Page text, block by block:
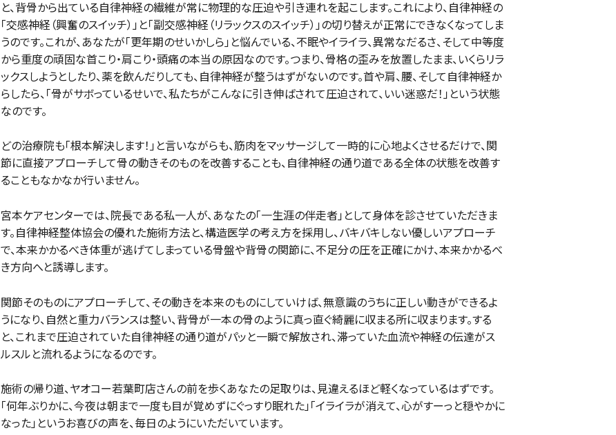
と、背骨から出ている自律神経の繊維が常に物理的な圧迫や引き連れを起こします。これにより、自律神経の
「交感神経（興奮のスイッチ）」と「副交感神経（リラックスのスイッチ）」の切り替えが正常にできなくなってしま
うのです。これが、あなたが「更年期のせいかしら」と悩んでいる、不眠やイライラ、異常なだるさ、そして中等度
から重度の頑固な首こり・肩こり・頭痛の本当の原因なのです。つまり、骨格の歪みを放置したまま、いくらリラ
ックスしようとしたり、薬を飲んだりしても、自律神経が整うはずがないのです。首や肩、腰、そして自律神経か
らしたら、「骨がサボっているせいで、私たちがこんなに引き伸ばされて圧迫されて、いい迷惑だ！」という状態
なのです。
どの治療院も「根本解決します！」と言いながらも、筋肉をマッサージして一時的に心地よくさせるだけで、関
節に直接アプローチして骨の動きそのものを改善することも、自律神経の通り道である全体の状態を改善す
ることもなかなか行いません。
宮本ケアセンターでは、院長である私一人が、あなたの「一生涯の伴走者」として身体を診させていただきま
す。自律神経整体協会の優れた施術方法と、構造医学の考え方を採用し、バキバキしない優しいアプローチ
で、本来かかるべき体重が逃げてしまっている骨盤や背骨の関節に、不足分の圧を正確にかけ、本来かかるべ
き方向へと誘導します。
関節そのものにアプローチして、その動きを本来のものにしていけば、無意識のうちに正しい動きができるよ
うになり、自然と重力バランスは整い、背骨が一本の骨のように真っ直ぐ綺麗に収まる所に収まります。する
と、これまで圧迫されていた自律神経の通り道がパッと一瞬で解放され、滞っていた血流や神経の伝達がス
ルスルと流れるようになるのです。
施術の帰り道、ヤオコー若葉町店さんの前を歩くあなたの足取りは、見違えるほど軽くなっているはずです。
「何年ぶりかに、今夜は朝まで一度も目が覚めずにぐっすり眠れた」「イライラが消えて、心がすーっと穏やかに
なった」というお喜びの声を、毎日のようにいただいています。